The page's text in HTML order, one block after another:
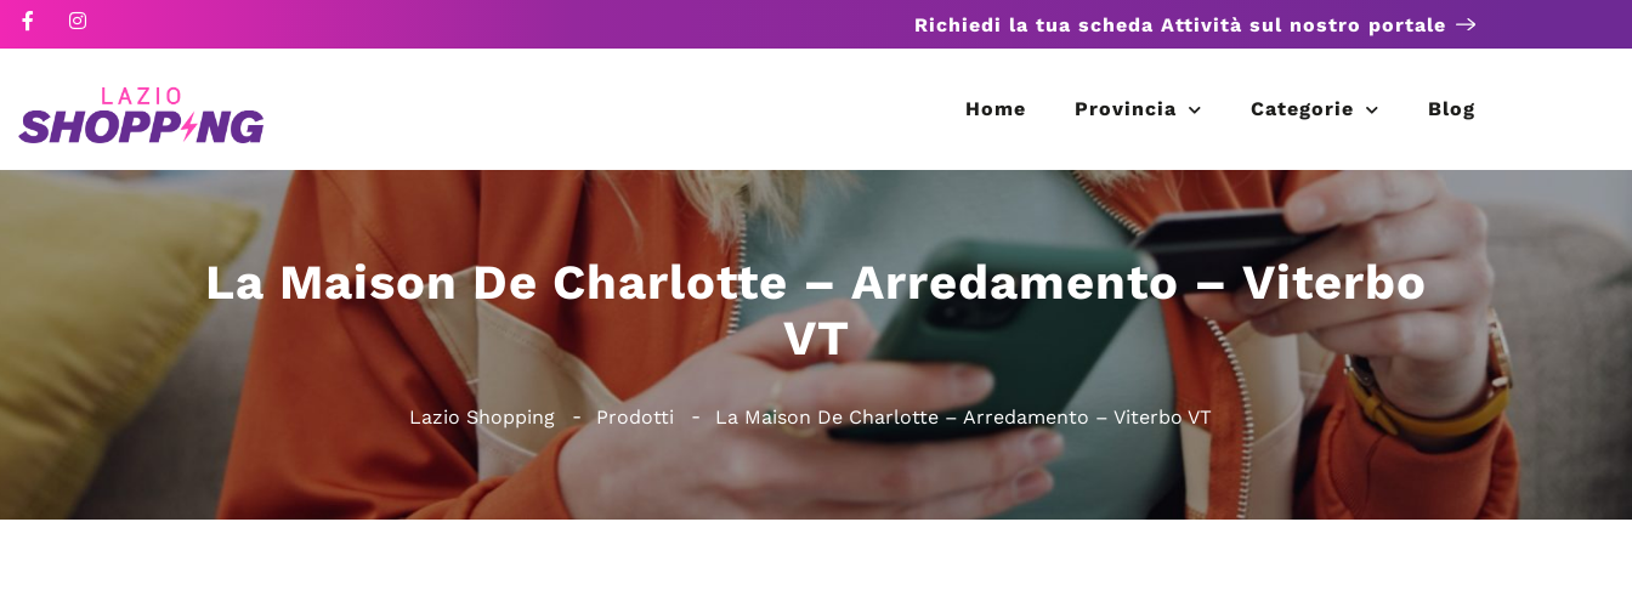
Richiedi la tua scheda Attività sul nostro portale
Home Provincia Categorie Blog
La Maison De Charlotte – Arredamento – Viterbo
VT
Lazio Shopping Prodotti La Maison De Charlotte – Arredamento – Viterbo VT